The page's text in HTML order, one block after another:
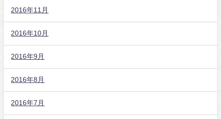
2016年11月
2016年10月
2016年9月
2016年8月
2016年7月